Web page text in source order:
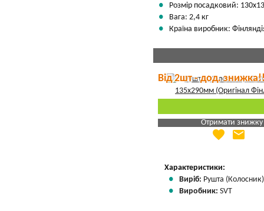
Розмір посадковий:
Вага: 2,4 кг
Країна виробник:
Від 2шт - дод.
Отримати знижку
Яка Ваша ціна
favorite email
Характеристики:
Виріб: Рушта
Виробник: SVT